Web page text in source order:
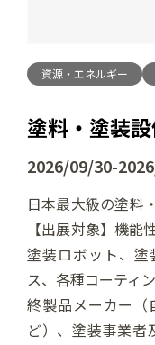
資源・エネルギー
塗料・塗装
2026/09/30-
日本最大級の塗料
【出展対象】機能
塗装ロボット、塗
ス、各種コーティ
終製品メーカー（
ど）、塗装事業